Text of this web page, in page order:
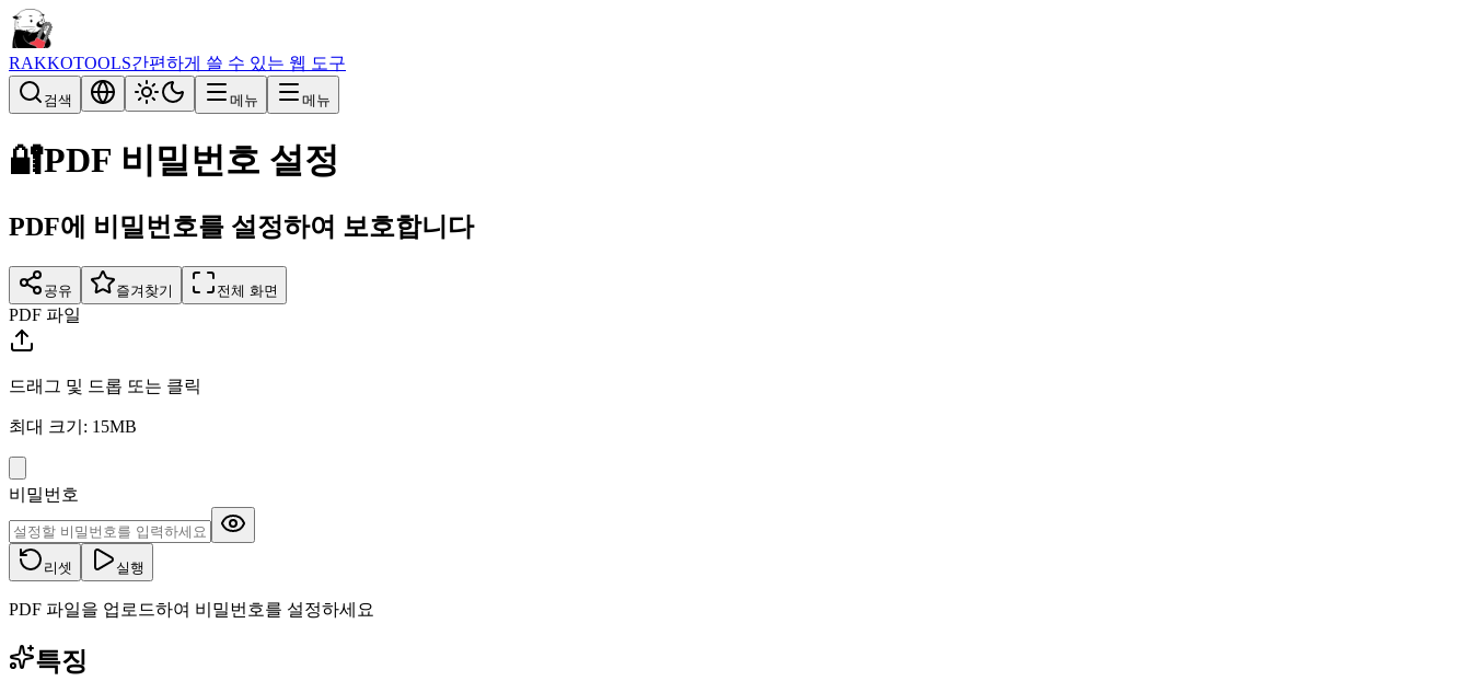
RAKKOTOOLS간편하게 쓸 수 있는 웹 도구
검색 메뉴 메뉴
🔐PDF 비밀번호 설정
PDF에 비밀번호를 설정하여 보호합니다
공유 즐겨찾기 전체 화면
PDF 파일
드래그 및 드롭 또는 클릭
최대 크기: 15MB
비밀번호
리셋 실행
PDF 파일을 업로드하여 비밀번호를 설정하세요
특징